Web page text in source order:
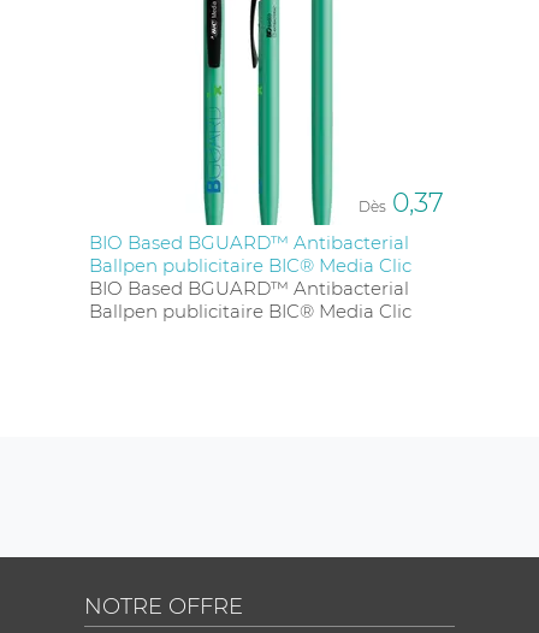
Dès 0,37
BIO Based BGUARD™ Antibacterial
Ballpen publicitaire BIC® Media Clic
BIO Based BGUARD™ Antibacterial
Ballpen publicitaire BIC® Media Clic
NOTRE OFFRE